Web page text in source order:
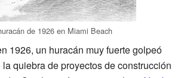
de 1926 en Miami Beach
1926, un huracán muy fuerte golpeó
quiebra de proyectos de construcción